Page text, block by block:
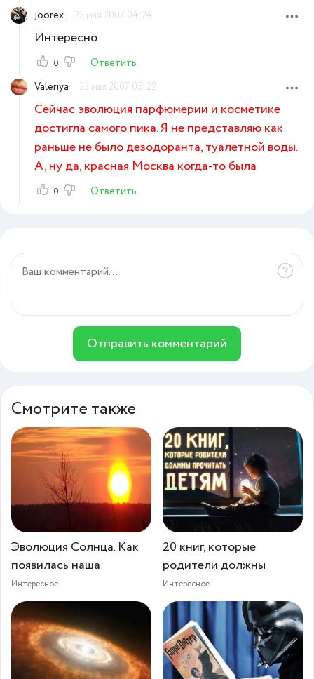
joorex 23 мая 2007 04:24
Интересно
0
Ответить
Valeriya
23 мая 2007 05:22
Сейчас эволюция парфюмерии и косметике
достигла самого пика. Я не представляю как
раньше не было дезодоранта, туалетной воды.
А, ну да, красная Москва когда-то была
0 Ответить
Отправить комментарий
Смотрите также
Эволюция Солнца. Как
появилась наша
Интересное
20 книг, которые
родители должны
Интересное